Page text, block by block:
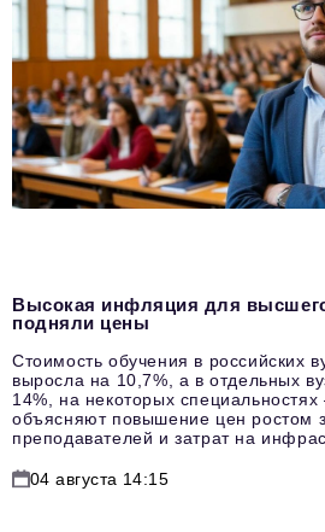
Высокая инфляция для
подняли цены
Стоимость обучения в российских
выросла на 10,7%, а в отдельных
14%, на некоторых
объясняют повышение цен ростом
преподавателей и затрат на
04 августа 14:15